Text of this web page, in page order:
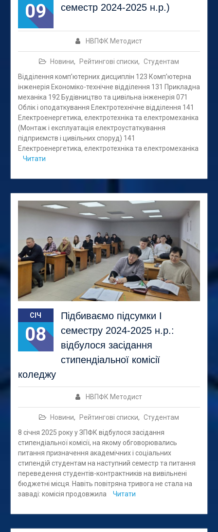
09
семестр 2024-2025 н.р.)
НВПФК Методист
Новини, Рейтингові списки, Студентам
Відділення комп’ютерних дисциплін 123 Комп’ютерна
інженерія Економіко-технічне відділення 131 Прикладна
механіка 192 Будівництво та цивільна інженерія 071
Облік і оподаткування Електротехнічне відділення 141
Електроенергетика, електротехніка та електромеханіка
(Монтаж і експлуатація електроустаткування
підприємств і цивільних споруд) 141
Електроенергетика, електротехніка та електромеханіка
Читати
СІЧ
08
Підбиваємо підсумки І
семестру 2024-2025 н.р.:
відбулося засідання
стипендіальної комісії
коледжу
НВПФК Методист
Новини, Рейтингові списки, Студентам
8 січня 2025 року у ЗПФК відбулося засідання
стипендіальної комісії, на якому обговорювались
питання призначення академічних і соціальних
стипендій студентам на наступний семестр та питання
переведення студентів-контрактників на вивільнені
бюджетні місця. Навіть повітряна тривога не стала на
заваді: комісія продовжила
Читати